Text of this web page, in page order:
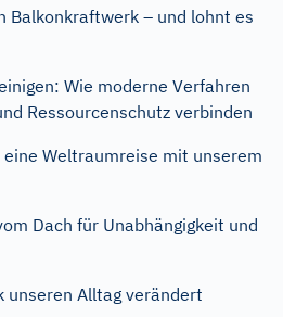
Balkonkraftwerk – und lohnt es
Wie moderne Verfahren
Ressourcenschutz verbinden
Weltraumreise mit unserem
Dach für Unabhängigkeit und
unseren Alltag verändert